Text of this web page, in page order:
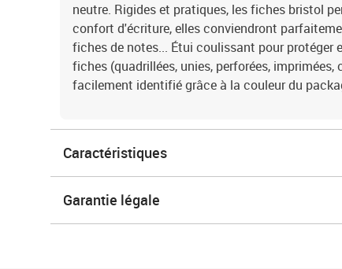
neutre. Rigides et pratiques, les fiches bristol
confort d'écriture, elles conviendront
fiches de notes... Étui coulissant pour protéger
fiches (quadrillées, unies, perforées,
facilement identifié grâce à la couleur du
Caractéristiques
Garantie légale